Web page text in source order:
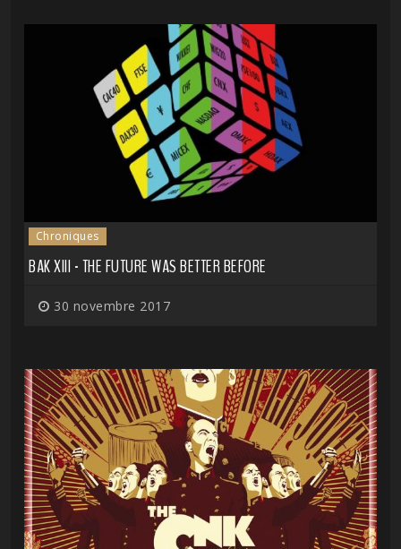
Chroniques
BAK XIII - THE FUTURE WAS BETTER BEFORE
30 novembre 2017